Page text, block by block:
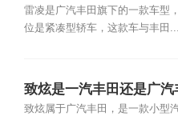
雷凌是广汽丰田旗下的一款车型
位是紧凑型轿车，这款车与丰田...
致炫是一汽丰田还是广汽
致炫属于广汽丰田，是一款小型